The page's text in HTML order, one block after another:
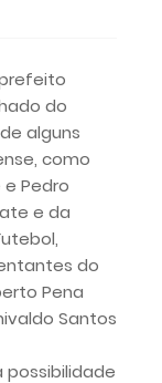
do
alguns
como
Pedro
e da
do
Pena
Santos
possibilidade